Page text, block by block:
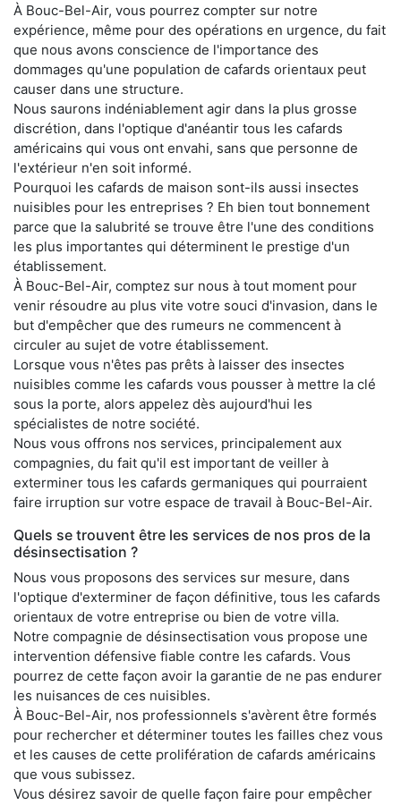
À Bouc-Bel-Air, vous pourrez compter sur notre
expérience, même pour des opérations en urgence, du fait
que nous avons conscience de l'importance des
dommages qu'une population de cafards orientaux peut
causer dans une structure.
Nous saurons indéniablement agir dans la plus grosse
discrétion, dans l'optique d'anéantir tous les cafards
américains qui vous ont envahi, sans que personne de
l'extérieur n'en soit informé.
Pourquoi les cafards de maison sont-ils aussi insectes
nuisibles pour les entreprises ? Eh bien tout bonnement
parce que la salubrité se trouve être l'une des conditions
les plus importantes qui déterminent le prestige d'un
établissement.
À Bouc-Bel-Air, comptez sur nous à tout moment pour
venir résoudre au plus vite votre souci d'invasion, dans le
but d'empêcher que des rumeurs ne commencent à
circuler au sujet de votre établissement.
Lorsque vous n'êtes pas prêts à laisser des insectes
nuisibles comme les cafards vous pousser à mettre la clé
sous la porte, alors appelez dès aujourd'hui les
spécialistes de notre société.
Nous vous offrons nos services, principalement aux
compagnies, du fait qu'il est important de veiller à
exterminer tous les cafards germaniques qui pourraient
faire irruption sur votre espace de travail à Bouc-Bel-Air.
Quels se trouvent être les services de nos pros de la
désinsectisation ?
Nous vous proposons des services sur mesure, dans
l'optique d'exterminer de façon définitive, tous les cafards
orientaux de votre entreprise ou bien de votre villa.
Notre compagnie de désinsectisation vous propose une
intervention défensive fiable contre les cafards. Vous
pourrez de cette façon avoir la garantie de ne pas endurer
les nuisances de ces nuisibles.
À Bouc-Bel-Air, nos professionnels s'avèrent être formés
pour rechercher et déterminer toutes les failles chez vous
et les causes de cette prolifération de cafards américains
que vous subissez.
Vous désirez savoir de quelle façon faire pour empêcher